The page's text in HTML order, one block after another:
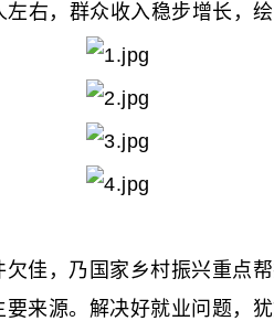
右，群众收入稳步增长，
，乃国家乡村振兴重点
来源。解决好就业问题，